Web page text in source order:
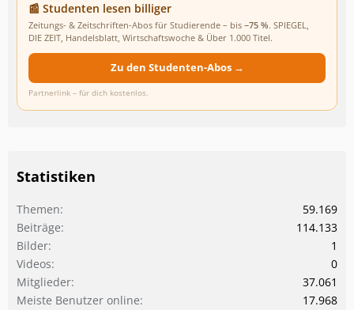
📰 Studenten lesen billiger
Zeitungs- & Zeitschriften-Abos für Studierende – bis −75 %. SPIEGEL,
DIE ZEIT, Handelsblatt, Wirtschaftswoche & Über 1.000 Titel.
Zu den Studenten-Abos →
Partnerlink – für dich kostenlos.
Statistiken
Themen
59.169
Beiträge
114.133
Bilder
1
Videos
0
Mitglieder
37.061
Meiste Benutzer online
17.968